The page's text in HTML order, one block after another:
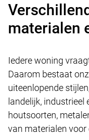
materialen
Iedere woning
Daarom bestaat
uiteenlopende
landelijk, industrieel
houtsoorten,
van materialen voor